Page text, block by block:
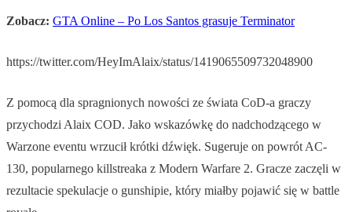
Zobacz: GTA Online – Po Los Santos grasuje Terminator
https://twitter.com/HeyImAlaix/status/1419065509732048900
Z pomocą dla spragnionych nowości ze świata CoD-a graczy
przychodzi Alaix COD. Jako wskazówkę do nadchodzącego w
Warzone eventu wrzucił krótki dźwięk. Sugeruje on powrót AC-
130, popularnego killstreaka z Modern Warfare 2. Gracze zaczęli w
rezultacie spekulacje o gunshipie, który miałby pojawić się w battle